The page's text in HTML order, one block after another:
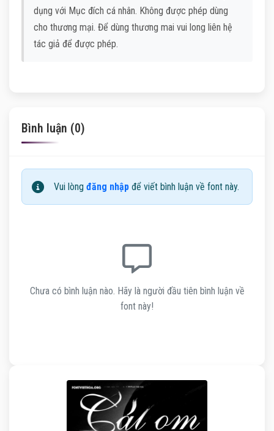
dụng với Mục đích cá nhân. Không được phép dùng
cho thương mại. Để dùng thương mai vui long liên hệ
tác giả để được phép.
Bình luận (0)
Vui lòng đăng nhập để viết bình luận về font này.
Chưa có bình luận nào. Hãy là người đầu tiên bình luận về
font này!